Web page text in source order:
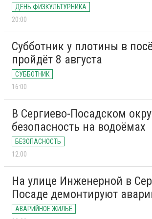
ДЕНЬ ФИЗКУЛЬТУРНИКА
20:00
Субботник у плотины в
пройдёт 8 августа
СУББОТНИК
16:00
В Сергиево-Посадском
безопасность на водоёмах
БЕЗОПАСНОСТЬ
12:00
На улице Инженерной в
Посаде демонтируют
АВАРИЙНОЕ ЖИЛЬЁ